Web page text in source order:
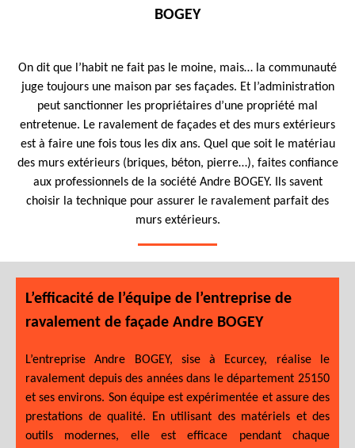
BOGEY
On dit que l’habit ne fait pas le moine, mais… la communauté
juge toujours une maison par ses façades. Et l’administration
peut sanctionner les propriétaires d’une propriété mal
entretenue. Le ravalement de façades et des murs extérieurs
est à faire une fois tous les dix ans. Quel que soit le matériau
des murs extérieurs (briques, béton, pierre…), faites confiance
aux professionnels de la société Andre BOGEY. Ils savent
choisir la technique pour assurer le ravalement parfait des
murs extérieurs.
L’efficacité de l’équipe de l’entreprise de
ravalement de façade Andre BOGEY
L’entreprise Andre BOGEY, sise à Ecurcey, réalise le
ravalement depuis des années dans le département 25150
et ses environs. Son équipe est expérimentée et assure des
prestations de qualité. En utilisant des matériels et des
outils modernes, elle est efficace pendant chaque